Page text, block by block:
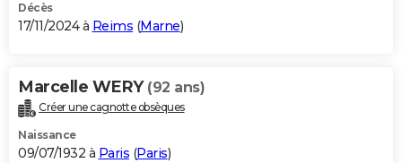
Décès
17/11/2024 à Reims (Marne)
Marcelle WERY (92 ans)
Créer une cagnotte obsèques
Naissance
09/07/1932 à Paris (Paris)